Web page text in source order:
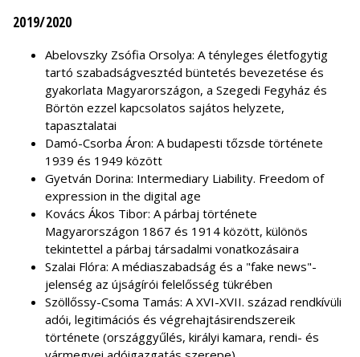
2019/2020
Abelovszky Zsófia Orsolya: A tényleges életfogytig
tartó szabadságvesztéd büntetés bevezetése és
gyakorlata Magyarországon, a Szegedi Fegyház és
Börtön ezzel kapcsolatos sajátos helyzete,
tapasztalatai
Damó-Csorba Áron: A budapesti tőzsde története
1939 és 1949 között
Gyetván Dorina: Intermediary Liability. Freedom of
expression in the digital age
Kovács Ákos Tibor: A párbaj története
Magyarországon 1867 és 1914 között, különös
tekintettel a párbaj társadalmi vonatkozásaira
Szalai Flóra: A médiaszabadság és a "fake news"-
jelenség az újságírói felelősség tükrében
Szöllőssy-Csoma Tamás: A XVI-XVII. század rendkívüli
adói, legitimációs és végrehajtásirendszereik
története (országgyűlés, királyi kamara, rendi- és